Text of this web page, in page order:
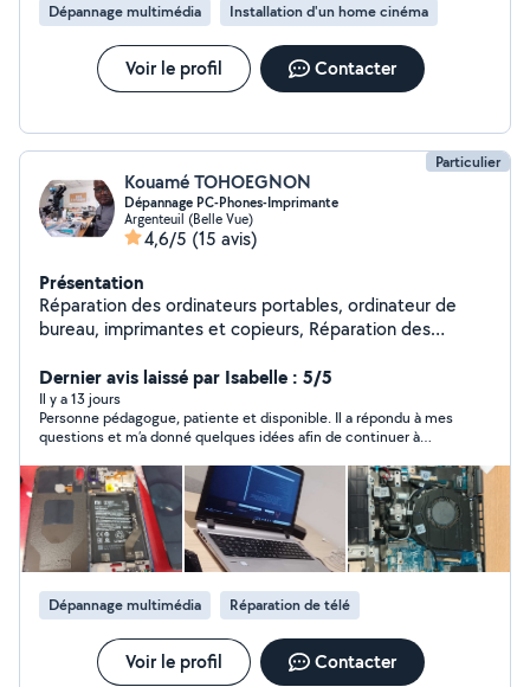
Dépannage multimédia Installation d'un home cinéma
Voir le profil Contacter
Particulier
Kouamé TOHOEGNON
Dépannage PC-Phones-Imprimante
Argenteuil (Belle Vue)
4,6/5 (15 avis)
Présentation
Réparation des ordinateurs portables, ordinateur de
bureau, imprimantes et copieurs, Réparation des
formation informatique. Installation des systèmes
Windows Spécialiste en LINUX, installation et formation
Dernier avis laissé par Isabelle : 5/5
Il y a 13 jours
Personne pédagogue, patiente et disponible. Il a répondu à mes
questions et m’a donné quelques idées afin de continuer à
cette personne.
Dépannage multimédia Réparation de télé
Voir le profil Contacter